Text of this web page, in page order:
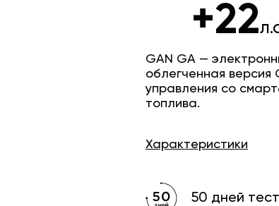
+22
GAN GA —
облегченная версия
управления со
топлива.
Характеристики
50 дней